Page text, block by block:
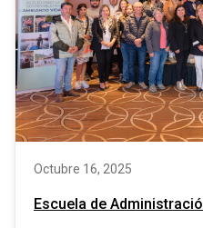
Octubre 16, 2025
Escuela de